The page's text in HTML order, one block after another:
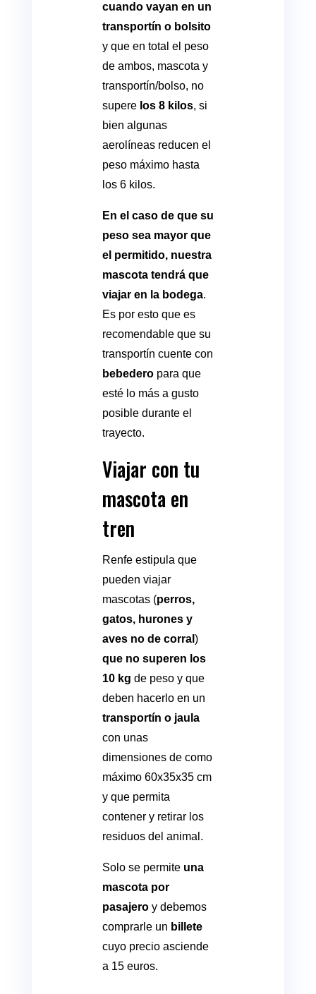
cuando vayan en un
transportín o bolsito
y que en total el peso
de ambos, mascota y
transportín/bolso, no
supere los 8 kilos, si
bien algunas
aerolíneas reducen el
peso máximo hasta
los 6 kilos.
En el caso de que su
peso sea mayor que
el permitido, nuestra
mascota tendrá que
viajar en la bodega.
Es por esto que es
recomendable que su
transportín cuente con
bebederopara que
esté lo más a gusto
posible durante el
trayecto.
Viajar con tu
mascota en
tren
Renfe estipula que
pueden viajar
mascotas (perros,
gatos, hurones y
aves no de corral )
que no superen los
10 kg de peso y que
deben hacerlo en un
transportín o jaula
con unas
dimensiones de como
máximo 60x35x35 cm
y que permita
contener y retirar los
residuos del animal.
Solo se permite una
mascota por
pasajeroy debemos
comprarle un billete
cuyo precio asciende
a 15 euros.